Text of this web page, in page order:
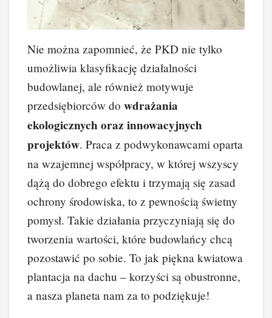
Nie można zapomnieć, że PKD nie tylko
umożliwia klasyfikację działalności
budowlanej, ale również motywuje
przedsiębiorców do wdrażania
ekologicznych oraz innowacyjnych
projektów. Praca z podwykonawcami oparta
na wzajemnej współpracy, w której wszyscy
dążą do dobrego efektu i trzymają się zasad
ochrony środowiska, to z pewnością świetny
pomysł. Takie działania przyczyniają się do
tworzenia wartości, które budowlańcy chcą
pozostawić po sobie. To jak piękna kwiatowa
plantacja na dachu – korzyści są obustronne,
a nasza planeta nam za to podziękuje!